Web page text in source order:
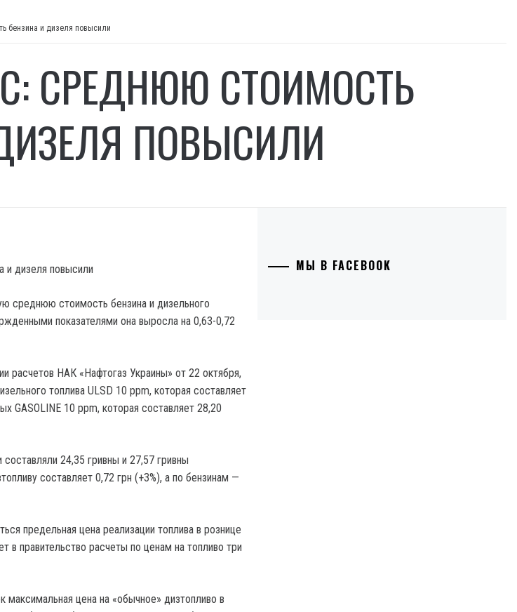
бензина и дизеля повысили
СРЕДНЮЮ СТОИМОСТЬ
ПОВЫСИЛИ
среднюю стоимость бензина и дизельного
показателями она выросла на 0,63-0,72
расчетов НАК «Нафтогаз Украины» от 22 октября,
топлива ULSD 10 ppm, которая составляет
GASOLINE 10 ppm, которая составляет 28,20
24,35 гривны и 27,57 гривны
составляет 0,72 грн (+3%), а по бензинам —
предельная цена реализации топлива в рознице
в правительство расчеты по ценам на топливо три
цена на «обычное» дизтопливо в
МЫ В FACEBOOK